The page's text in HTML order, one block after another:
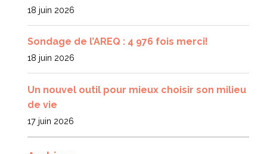
18 juin 2026
Sondage de l’AREQ : 4 976 fois merci!
18 juin 2026
Un nouvel outil pour mieux choisir son milieu
de vie
17 juin 2026